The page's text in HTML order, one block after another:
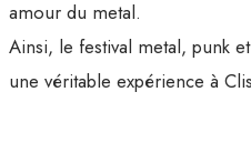
amour du metal.
Ainsi, le festival metal, punk
une véritable expérience à